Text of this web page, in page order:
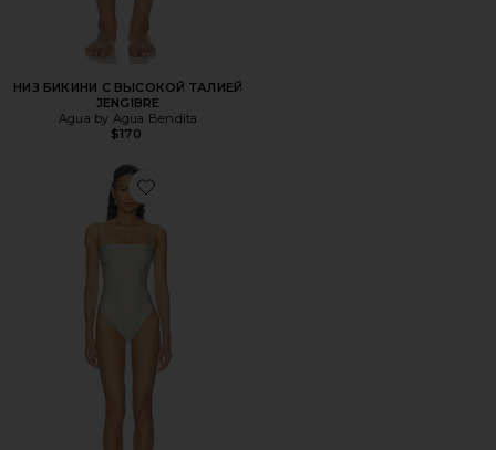
НИЗ БИКИНИ С ВЫСОКОЙ ТАЛИЕЙ
JENGIBRE
Agua by Agua Bendita
$170
Favorite СЛИТНЫЙ КУПАЛЬНИК DURAZNO